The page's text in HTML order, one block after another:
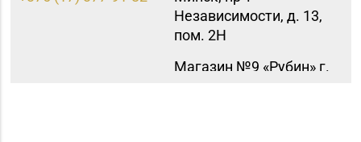
Независимости, д. 13,
пом. 2Н
Магазин №9 «Рубин» г.